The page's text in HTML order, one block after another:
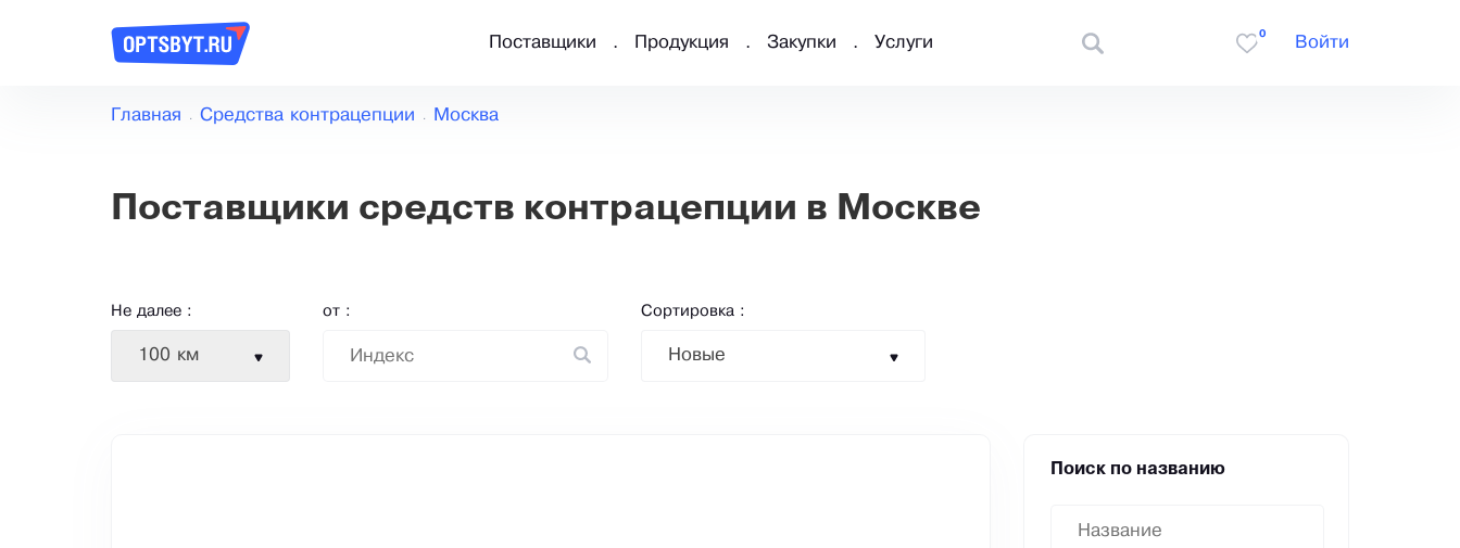
Поставщики Продукция Закупки Услуги
0
Войти
Главная Средства контрацепции Москва
Поставщики средств контрацепции в Москве
Не далее :
100 км
от : Сортировка :
Новые
Поиск по названию